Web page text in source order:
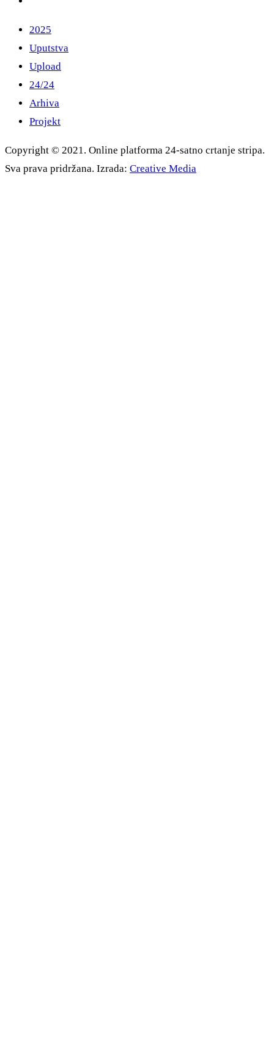
2025
Uputstva
Upload
24/24
Arhiva
Projekt
Copyright © 2021. Online platforma 24-satno crtanje stripa.
Sva prava pridržana. Izrada: Creative Media